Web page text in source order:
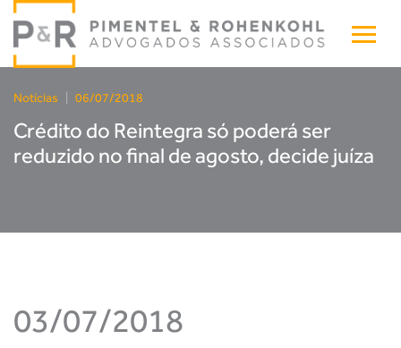
Notícias 06/07/2018
Crédito do Reintegra só poderá ser
reduzido no final de agosto, decide juíza
03/07/2018